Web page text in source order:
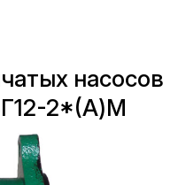
насосов
2*(А)М